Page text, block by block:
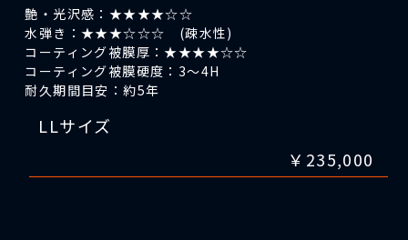
艶・光沢感：★★★★☆☆
水弾き：★★★☆☆☆ (疎水性)
コーティング被膜厚：★★★★☆☆
コーティング被膜硬度：3～4H
耐久期間目安：約5年
LLサイズ
￥235,000